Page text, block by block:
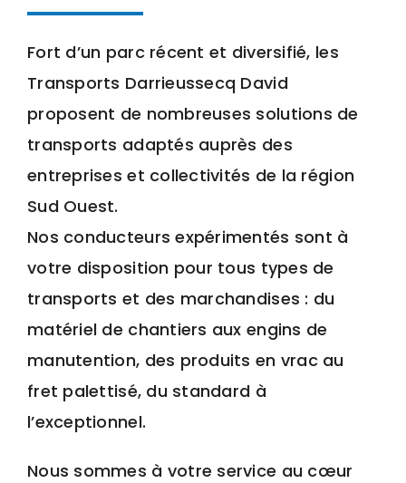
Fort d’un parc récent et diversifié, les
Transports Darrieussecq David
proposent de nombreuses solutions de
transports adaptés auprès des
entreprises et collectivités de la région
Sud Ouest.
Nos conducteurs expérimentés sont à
votre disposition pour tous types de
transports et des marchandises : du
matériel de chantiers aux engins de
manutention, des produits en vrac au
fret palettisé, du standard à
l’exceptionnel.
Nous sommes à votre service au cœur